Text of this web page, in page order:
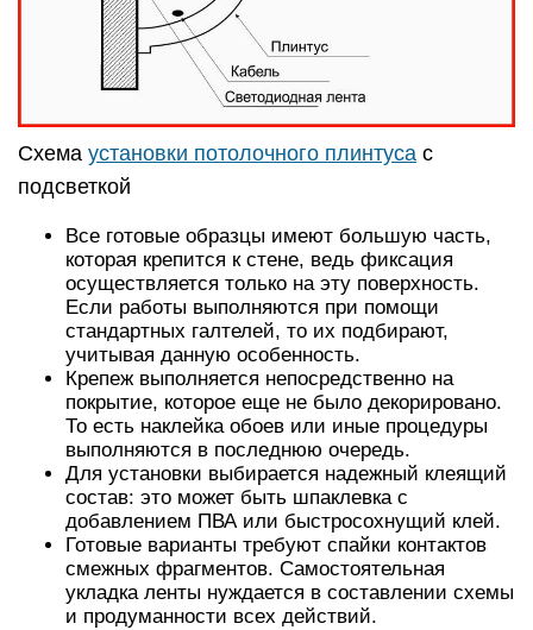
Схема установки потолочного плинтуса с
подсветкой
Все готовые образцы имеют большую часть,
которая крепится к стене, ведь фиксация
осуществляется только на эту поверхность.
Если работы выполняются при помощи
стандартных галтелей, то их подбирают,
учитывая данную особенность.
Крепеж выполняется непосредственно на
покрытие, которое еще не было декорировано.
То есть наклейка обоев или иные процедуры
выполняются в последнюю очередь.
Для установки выбирается надежный клеящий
состав: это может быть шпаклевка с
добавлением ПВА или быстросохнущий клей.
Готовые варианты требуют спайки контактов
смежных фрагментов. Самостоятельная
укладка ленты нуждается в составлении схемы
и продуманности всех действий.